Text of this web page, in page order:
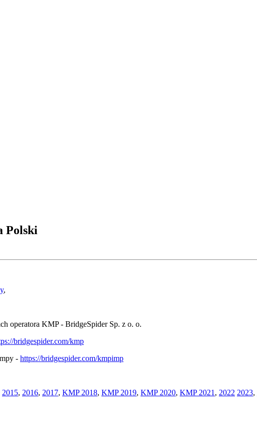
Polski
,
operatora KMP - BridgeSpider Sp. z o. o.
bridgespider.com/kmp
- https://bridgespider.com/kmpimp
2015, 2016, 2017, KMP 2018, KMP 2019, KMP 2020, KMP 2021 , 2022 2023,